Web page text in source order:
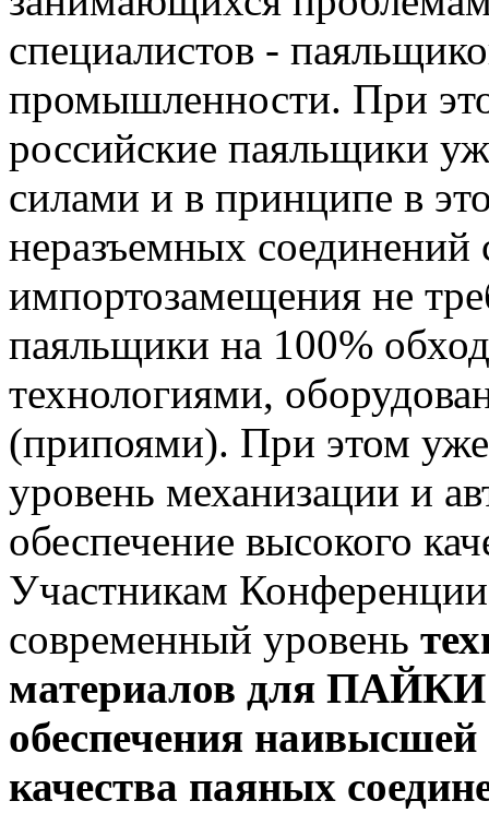
специалистов -
промышленности. При
российские паяльщики
силами и в принципе в
неразъемных
импортозамещения не
паяльщики на 100%
технологиями,
(припоями). При этом
уровень механизации и
обеспечение высокого
Участникам
современный уровень
материалов для
обеспечения
качества паяных